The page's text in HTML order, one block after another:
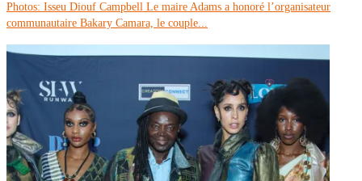
Photos: Isseu Diouf Campbell Le maire Adams a honoré l’organisateur
communautaire Bakary Camara, le couple...